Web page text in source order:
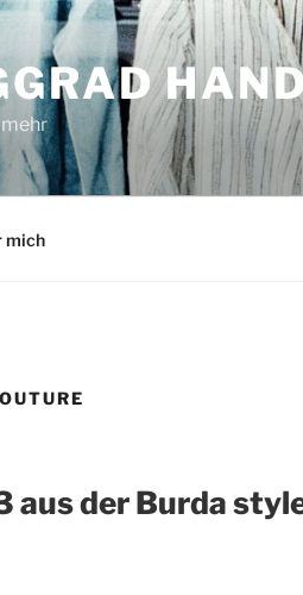
mich
aus der Burda